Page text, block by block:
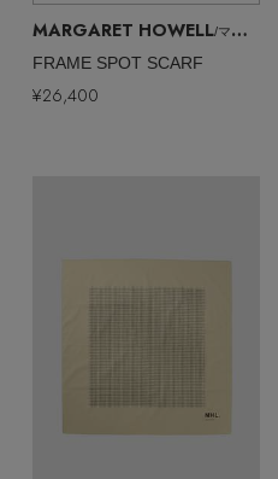
MARGARET HOWELL/マーガレット・ハウエル
FRAME SPOT SCARF
¥26,400